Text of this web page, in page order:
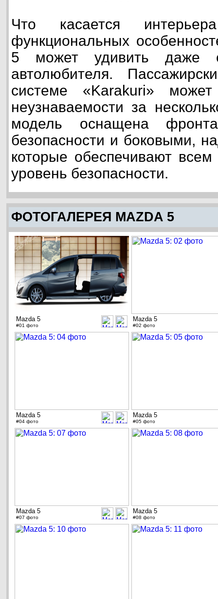
Что касается
функциональных
5 может удивить даже
автолюбителя.
системе «Karakuri»
неузнаваемости за
модель оснащена
безопасности и боковыми,
которые обеспечивают
уровень безопасности.
ФОТОГАЛЕРЕЯ MAZDA 5
Mazda 5
#01 фото
Mazda 5
#02 фото
Mazda 5
#04 фото
Mazda 5
#05 фото
Mazda 5
#07 фото
Mazda 5
#08 фото